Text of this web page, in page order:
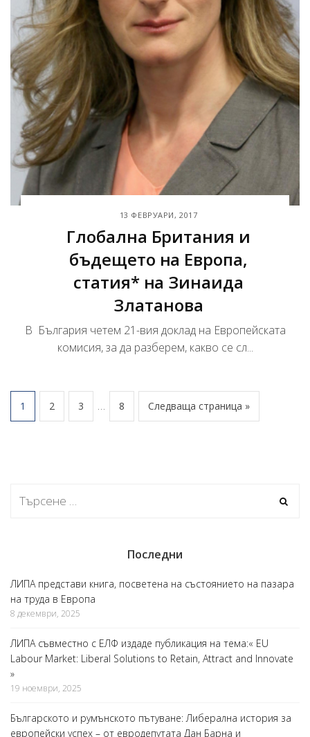
13 ФЕВРУАРИ, 2017
Глобална Британия и
бъдещето на Европа,
статия* на Зинаида
Златанова
В България четем 21-вия доклад на Европейската
комисия, за да разберем, какво се сл...
1 2 3 … 8 Следваща страница »
Последни
ЛИПА представи книга, посветена на състоянието на пазара
на труда в Европа
8 декември, 2025
ЛИПА съвместно с ЕЛФ издаде публикация на тема:« EU
Labour Market: Liberal Solutions to Retain, Attract and Innovate
»
19 ноември, 2025
Българското и румънското пътуване: Либерална история за
европейски успех – от евродепутата Дан Барна и